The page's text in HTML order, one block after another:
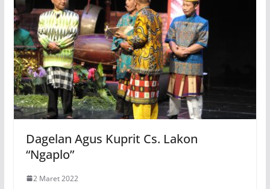
Dagelan Agus Kuprit Cs. Lakon
“Ngaplo”
2 Maret 2022